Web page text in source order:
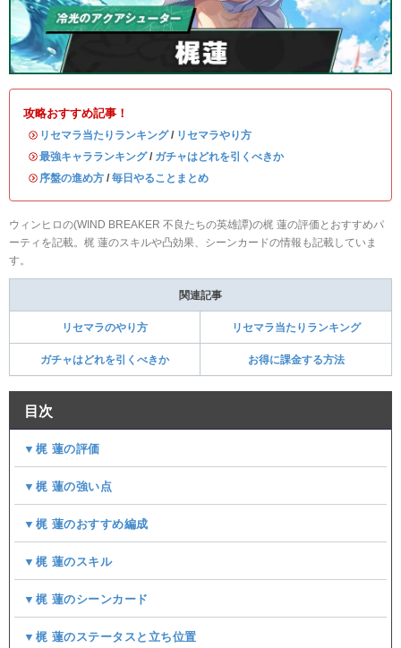
攻略おすすめ記事！
・ リセマラ当たりランキング/ リセマラやり方
・最強キャラランキング/ ガチャはどれを引くべきか
・ 序盤の進め方 / 毎日やることまとめ
ウィンヒロの(WIND BREAKER 不良たちの英雄譚)の梶 蓮の評価とおすすめパ
ーティを記載。梶 蓮のスキルや凸効果、シーンカードの情報も記載していま
す。
関連記事
リセマラのやり方 リセマラ当たりランキング
ガチャはどれを引くべきか お得に課金する方法
目次
▼梶 蓮の評価
▼梶 蓮の強い点
▼梶 蓮のおすすめ編成
▼梶 蓮のスキル
▼梶 蓮のシーンカード
▼梶 蓮のステータスと立ち位置